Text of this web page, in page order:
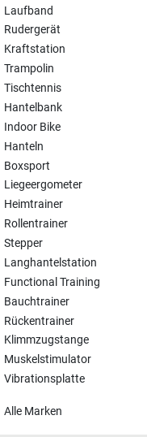
Laufband
Rudergerät
Kraftstation
Trampolin
Tischtennis
Hantelbank
Indoor Bike
Hanteln
Boxsport
Liegeergometer
Heimtrainer
Rollentrainer
Stepper
Langhantelstation
Functional Training
Bauchtrainer
Rückentrainer
Klimmzugstange
Muskelstimulator
Vibrationsplatte
Alle Marken